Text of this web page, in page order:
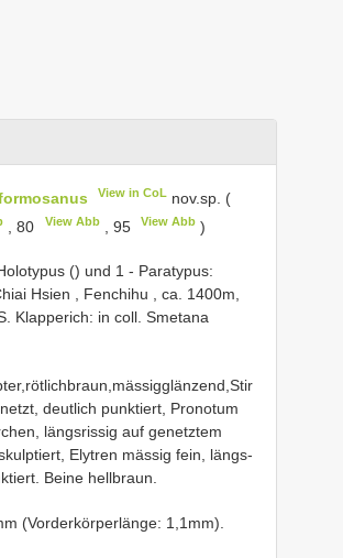
View in CoL nov.sp. (
, 80 View Abb, 95 View Abb)
() und 1 - Paratypus:
Hsien , Fenchihu , ca. 1400m,
Klapperich: in coll. Smetana
deutlich punktiert, Pronotum
längsrissig auf genetztem
Elytren mässig fein, längs-
Beine hellbraun.
(Vorderkörperlänge: 1,1mm).